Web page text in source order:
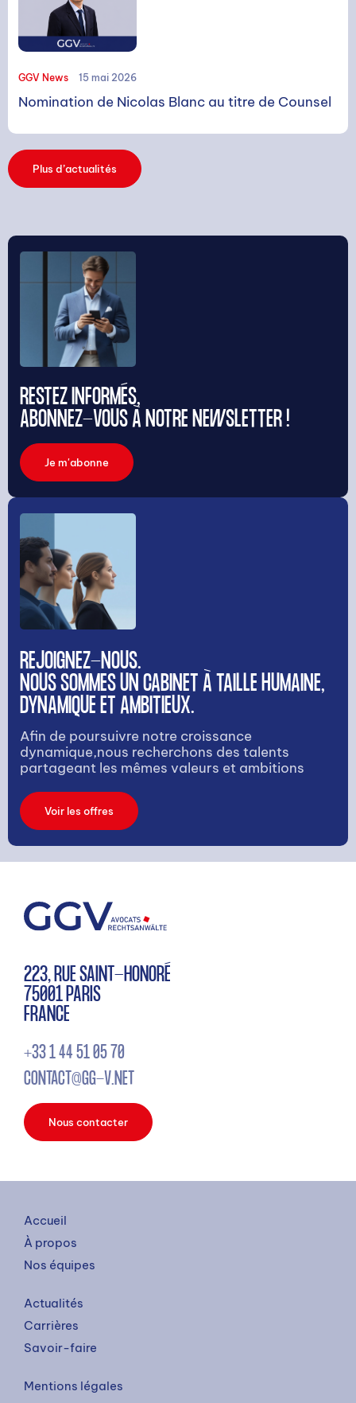
GGV News 15 mai 2026
Nomination de Nicolas Blanc au titre de Counsel
Plus d’actualités
RESTEZ INFORMÉS,
ABONNEZ-VOUS À NOTRE NEWSLETTER !
Je m'abonne
REJOIGNEZ-NOUS.
NOUS SOMMES UN CABINET À TAILLE HUMAINE,
DYNAMIQUE ET AMBITIEUX.
Afin de poursuivre notre croissance
dynamique,nous recherchons des talents
partageant les mêmes valeurs et ambitions
Voir les offres
223, RUE SAINT-HONORÉ
75001 PARIS
FRANCE
+33 1 44 51 05 70
CONTACT@GG-V.NET
Nous contacter
Accueil
À propos
Nos équipes
Actualités
Carrières
Savoir-faire
Mentions légales